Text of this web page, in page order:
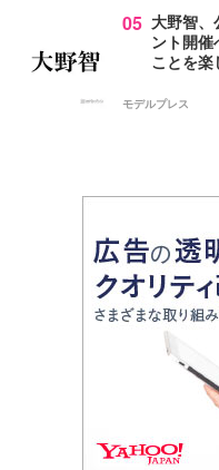
05 大野智
ント開
ことを楽
モデルプレス